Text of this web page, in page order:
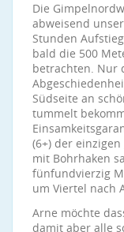
Die
abweisend
Stunden
bald die 500
betrachten. Nur
Südseite an
tummelt
(6+) der
mit Bohrhaken
fünfundvierzig
um Viertel nach
Arne möchte
damit aber alle